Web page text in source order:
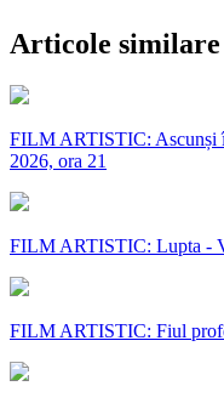
Articole similare
FILM ARTISTIC: Ascunși
2026, ora 21
FILM ARTISTIC: Lupta -
FILM ARTISTIC: Fiul